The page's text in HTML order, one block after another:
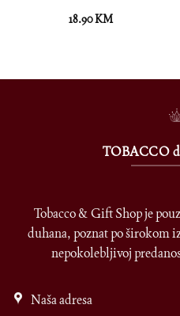
18.90KM
TOBACCO
Tobacco & Gift Shop je
duhana, poznat po širokom
nepokolebljivoj
Naša adresa